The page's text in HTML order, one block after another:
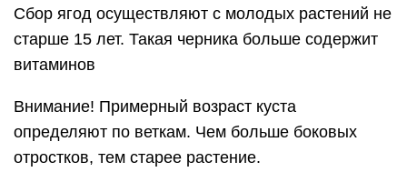
Сбор ягод осуществляют с молодых растений не
старше 15 лет. Такая черника больше содержит
витаминов
Внимание! Примерный возраст куста
определяют по веткам. Чем больше боковых
отростков, тем старее растение.